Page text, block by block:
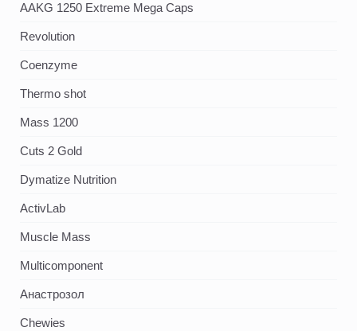
AAKG 1250 Extreme Mega Caps
Revolution
Coenzyme
Thermo shot
Mass 1200
Cuts 2 Gold
Dymatize Nutrition
ActivLab
Muscle Mass
Multicomponent
Анастрозол
Chewies